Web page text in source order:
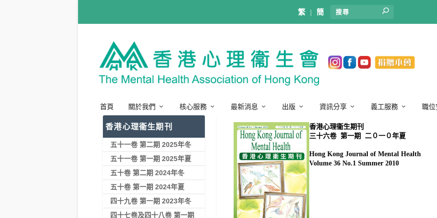
繁 |簡
首頁 關於我們 核心服務 最新消息 出版 資訊分享 義工服務 職
香港心理衞生期刊
Hong Kong Journal of Mental Health
Volume 36 No.1 Summer 2010
香港心理衞生期刊
五十一卷 第二期 2025年冬
五十一卷 第一期 2025年夏
五十卷 第二期 2024年冬
五十卷 第一期 2024年夏
四十九卷 第一期 2023年冬
四十七卷及四十八卷 第一期